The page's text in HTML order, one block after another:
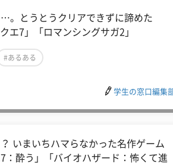
。とうとうクリアできずに諦めた
エ7」「ロマンシングサガ2」
#あるある
学生の窓口編集
いまいちハマらなかった名作ゲーム
7：酔う」「バイオハザード：怖くて進